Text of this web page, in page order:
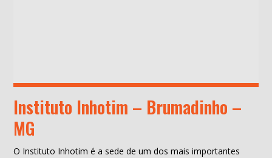
Instituto Inhotim – Brumadinho –
MG
O Instituto Inhotim é a sede de um dos mais importantes